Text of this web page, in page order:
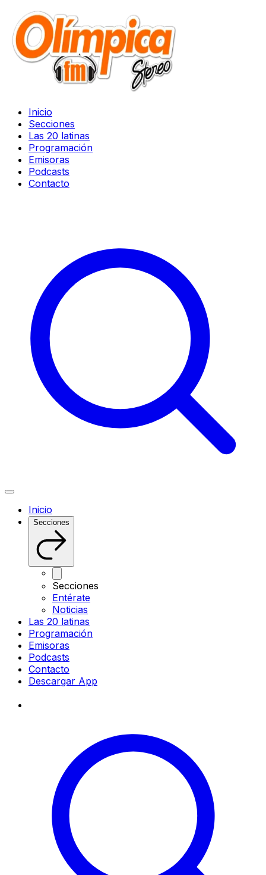
Inicio
Secciones
Las 20 latinas
Programación
Emisoras
Podcasts
Contacto
Inicio
Secciones
Secciones
Entérate
Noticias
Las 20 latinas
Programación
Emisoras
Podcasts
Contacto
Descargar App